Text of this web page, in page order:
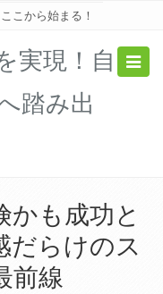
こから始まる！
実現！自
踏み出
かも成功と
だらけのス
前線